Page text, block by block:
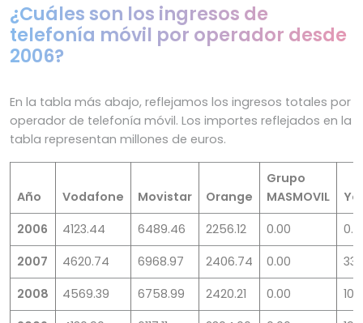
¿Cuáles son los ingresos de
telefonía móvil por operador desde
2006?
En la tabla más abajo, reflejamos los ingresos totales por
operador de telefonía móvil. Los importes reflejados en la
tabla representan millones de euros.
Año Vodafone Movistar Orange
Grupo
MASMOVIL
2006
4123.44 6489.46 2256.12 0.00
0.19
2007
4620.74 6968.97 2406.74 0.00
2008
4569.39 6758.99 2420.21 0.00